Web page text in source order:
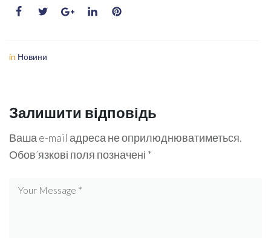
in Новини
Залишити відповідь
Ваша e-mail адреса не оприлюднюватиметься.
Обов’язкові поля позначені *